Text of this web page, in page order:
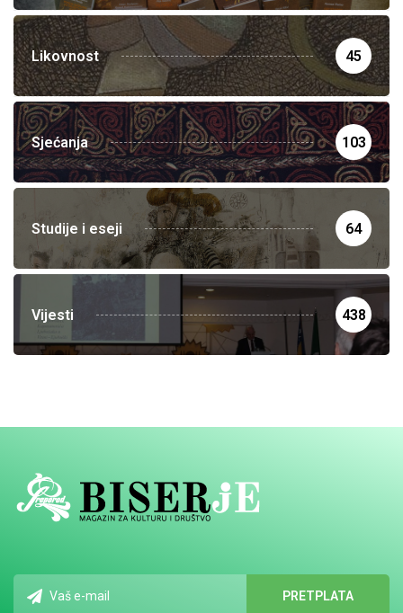
Likovnost 45
Sjećanja 103
Studije i eseji 64
Vijesti 438